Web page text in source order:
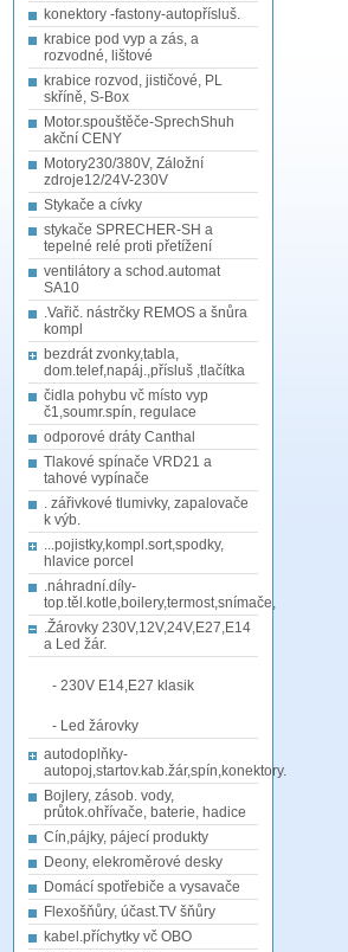
konektory -fastony-autopřísluš.
krabice pod vyp a zás, a
rozvodné, lištové
krabice rozvod, jističové, PL
skříně, S-Box
Motor.spouštěče-SprechShuh
akční CENY
Motory230/380V, Záložní
zdroje12/24V-230V
Stykače a cívky
stykače SPRECHER-SH a
tepelné relé proti přetížení
ventilátory a schod.automat
SA10
.Vařič. nástrčky REMOS a šnůra
kompl
bezdrát zvonky,tabla,
dom.telef,napáj.,přísluš ,tlačítka
čidla pohybu vč místo vyp
č1,soumr.spín, regulace
odporové dráty Canthal
Tlakové spínače VRD21 a
tahové vypínače
. zářivkové tlumivky, zapalovače
k výb.
...pojistky,kompl.sort,spodky,
hlavice porcel
.náhradní.díly-
top.těl.kotle,boilery,termost,snímače,
.Žárovky 230V,12V,24V,E27,E14
a Led žár.
- 230V E14,E27 klasik
- Led žárovky
autodoplňky-
autopoj,startov.kab.žár,spín,konektory.
Bojlery, zásob. vody,
průtok.ohřívače, baterie, hadice
Cín,pájky, pájecí produkty
Deony, elekroměrové desky
Domácí spotřebiče a vysavače
Flexošňůry, účast.TV šňůry
kabel.příchytky vč OBO